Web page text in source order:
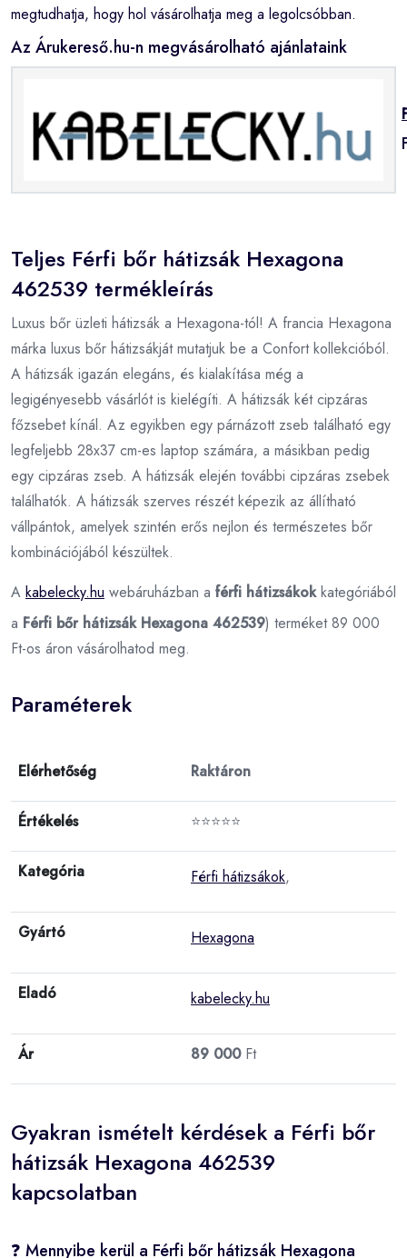
megtudhatja, hogy hol vásárolhatja meg a legolcsóbban.
Az Árukereső.hu-n megvásárolható ajánlataink
Teljes Férfi bőr hátizsák Hexagona
462539 termékleírás
Luxus bőr üzleti hátizsák a Hexagona-tól! A francia Hexagona
márka luxus bőr hátizsákját mutatjuk be a Confort kollekcióból.
A hátizsák igazán elegáns, és kialakítása még a
legigényesebb vásárlót is kielégíti. A hátizsák két cipzáras
főzsebet kínál. Az egyikben egy párnázott zseb található egy
legfeljebb 28x37 cm-es laptop számára, a másikban pedig
egy cipzáras zseb. A hátizsák elején további cipzáras zsebek
találhatók. A hátizsák szerves részét képezik az állítható
vállpántok, amelyek szintén erős nejlon és természetes bőr
kombinációjából készültek.
A kabelecky.hu webáruházban a férfi hátizsákokkategóriából
a Férfi bőr hátizsák Hexagona 462539) terméket 89 000
Ft-os áron vásárolhatod meg.
Paraméterek
Elérhetőség Raktáron
Értékelés ⭐⭐⭐⭐⭐
Kategória Férfi hátizsákok,
Gyártó Hexagona
Eladó kabelecky.hu
Ár 89 000Ft
Gyakran ismételt kérdések a Férfi bőr
hátizsák Hexagona 462539
kapcsolatban
❓ Mennyibe kerül a Férfi bőr hátizsák Hexagona